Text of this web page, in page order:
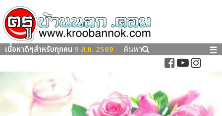
เนื้อหาดีๆสำหรับทุกคน 9 ส.ค. 2569 ค้นหา ☰